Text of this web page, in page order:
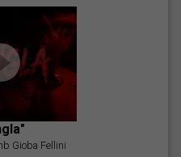
Gioba Fellini